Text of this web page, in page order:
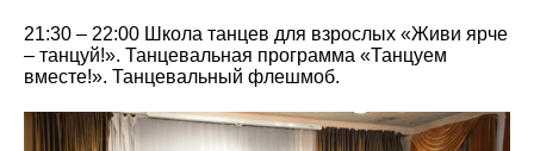
21:30 – 22:00 Школа танцев для взрослых «Живи ярче
– танцуй!». Танцевальная программа «Танцуем
вместе!». Танцевальный флешмоб.